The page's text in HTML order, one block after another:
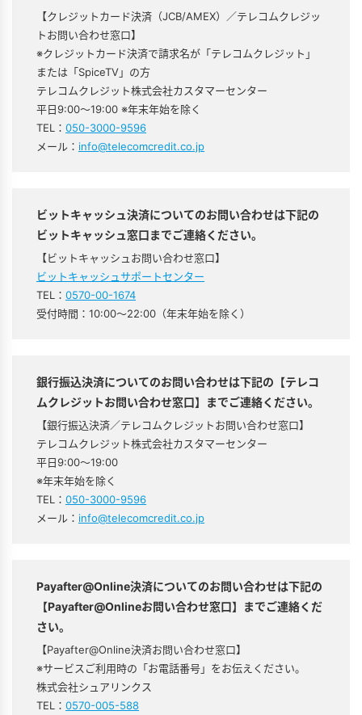
【クレジットカード決済（JCB/AMEX）／テレコムクレジッ
トお問い合わせ窓口】
※クレジットカード決済で請求名が「テレコムクレジット」
または「SpiceTV」の方
テレコムクレジット株式会社カスタマーセンター
平日9:00～19:00 ※年末年始を除く
TEL： 050-3000-9596
メール： info@telecomcredit.co.jp
ビットキャッシュ決済についてのお問い合わせは下記の
ビットキャッシュ窓口までご連絡ください。
【ビットキャッシュお問い合わせ窓口】
ビットキャッシュサポートセンター
TEL： 0570-00-1674
受付時間：10:00～22:00（年末年始を除く）
銀行振込決済についてのお問い合わせは下記の【テレコ
ムクレジットお問い合わせ窓口】までご連絡ください。
【銀行振込決済／テレコムクレジットお問い合わせ窓口】
テレコムクレジット株式会社カスタマーセンター
平日9:00～19:00
※年末年始を除く
TEL： 050-3000-9596
メール： info@telecomcredit.co.jp
Payafter@Online決済についてのお問い合わせは下記の
【Payafter@Onlineお問い合わせ窓口】までご連絡くだ
さい。
【Payafter@Online決済お問い合わせ窓口】
※サービスご利用時の「お電話番号」をお伝えください。
株式会社シュアリンクス
TEL： 0570-005-588